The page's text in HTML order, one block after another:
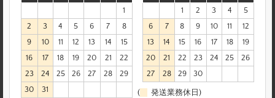
1
2
3 4 5 6 7
8
9
10 11 12 13 14
15
16
17 18 19 20 21
22
23
24 25 26 27 28
29
30
31
1
2 3 4
5
6
7 8 9 10 11
12
13
14 15 16 17 18
19
20
21 22 23 24 25
26
27
28 29 30
( 発送業務休日)